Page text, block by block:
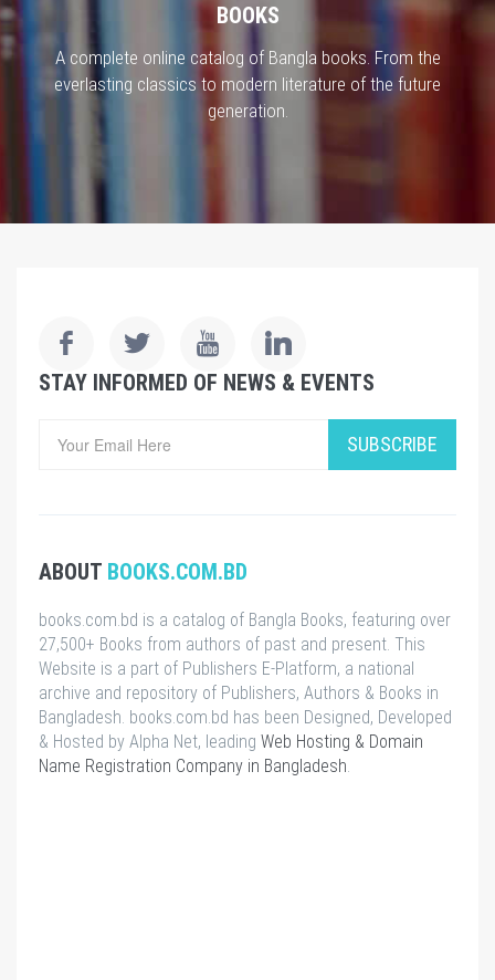
BOOKS
A complete online catalog of Bangla books. From the
everlasting classics to modern literature of the future
generation.
STAY INFORMED OF NEWS & EVENTS
SUBSCRIBE
ABOUT BOOKS.COM.BD
books.com.bd is a catalog of Bangla Books, featuring over
27,500+ Books from authors of past and present. This
Website is a part of Publishers E-Platform, a national
archive and repository of Publishers, Authors & Books in
Bangladesh. books.com.bd has been Designed, Developed
& Hosted by Alpha Net, leading Web Hosting & Domain
Name Registration Company in Bangladesh.